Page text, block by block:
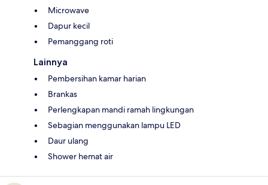
Microwave
Dapur kecil
Pemanggang roti
Lainnya
Pembersihan kamar harian
Brankas
Perlengkapan mandi ramah lingkungan
Sebagian menggunakan lampu LED
Daur ulang
Shower hemat air